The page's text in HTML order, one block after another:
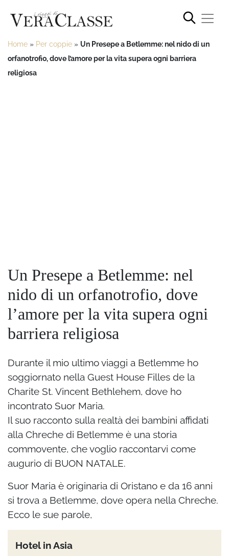
Home » Per coppie » Un Presepe a Betlemme: nel nido di un
orfanotrofio, dove l’amore per la vita supera ogni barriera
religiosa
Un Presepe a Betlemme: nel
nido di un orfanotrofio, dove
l’amore per la vita supera ogni
barriera religiosa
Durante il mio ultimo viaggi a Betlemme ho
soggiornato nella Guest House Filles de la
Charite St. Vincent Bethlehem, dove ho
incontrato Suor Maria.
Il suo racconto sulla realtà dei bambini affidati
alla Chreche di Betlemme è una storia
commovente, che voglio raccontarvi come
augurio di BUON NATALE.
Suor Maria è originaria di Oristano e da 16 anni
si trova a Betlemme, dove opera nella Chreche.
Ecco le sue parole,
Hotel in Asia